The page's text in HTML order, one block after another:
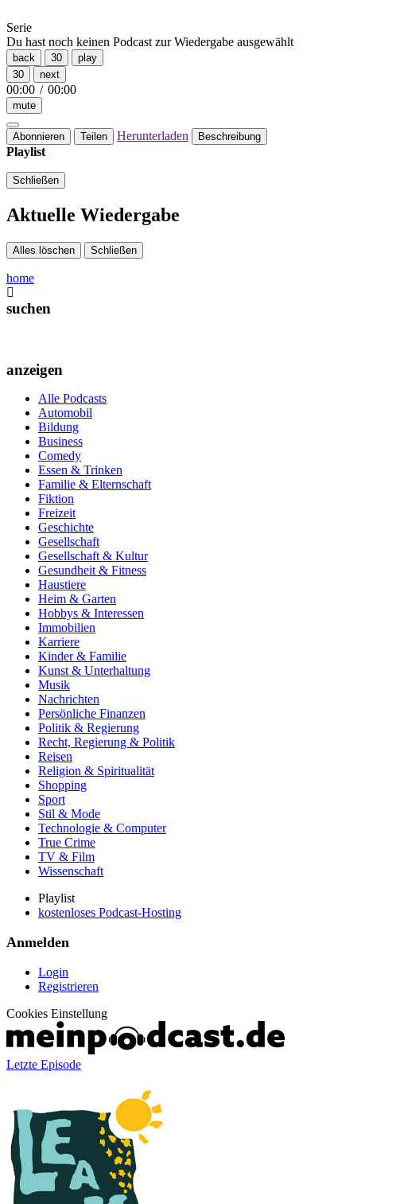
Serie
Du hast noch keinen Podcast zur Wiedergabe ausgewählt
back 30
play
30
next
00:00 / 00:00
mute
Abonnieren Teilen Herunterladen Beschreibung
Playlist
Schließen
Aktuelle Wiedergabe
Alles löschen Schließen
home
suchen
anzeigen
Alle Podcasts
Automobil
Bildung
Business
Comedy
Essen & Trinken
Familie & Elternschaft
Fiktion
Freizeit
Geschichte
Gesellschaft
Gesellschaft & Kultur
Gesundheit & Fitness
Haustiere
Heim & Garten
Hobbys & Interessen
Immobilien
Karriere
Kinder & Familie
Kunst & Unterhaltung
Musik
Nachrichten
Persönliche Finanzen
Politik & Regierung
Recht, Regierung & Politik
Reisen
Religion & Spiritualität
Shopping
Sport
Stil & Mode
Technologie & Computer
True Crime
TV & Film
Wissenschaft
Playlist
kostenloses Podcast-Hosting
Anmelden
Login
Registrieren
Cookies Einstellung
Letzte Episode